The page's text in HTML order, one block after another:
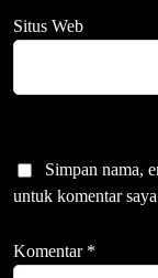
Situs Web
Simpan nama,
untuk komentar
Komentar *